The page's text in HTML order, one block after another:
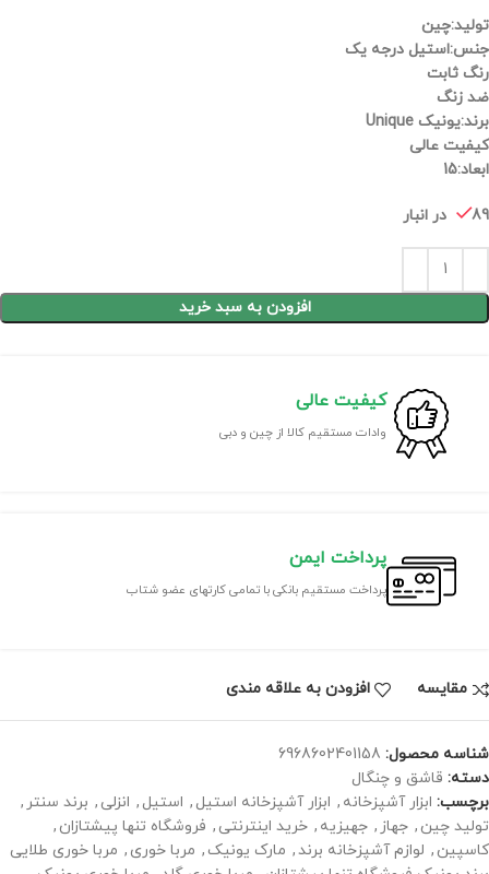
تولید:چین
جنس:استیل درجه یک
رنگ ثابت
ضد زنگ
برند:یونیک Unique
کیفیت عالی
ابعاد:15
89 در انبار
افزودن به سبد خرید
کیفیت عالی
وادات مستقیم کالا از چین و دبی
پرداخت ایمن
پرداخت مستقیم بانکی با تمامی کارتهای عضو شتاب
مقايسه افزودن به علاقه مندی
شناسه محصول: 6968602401158
دسته: قاشق و چنگال
برچسب: ابزار آشپزخانه , ابزار آشپزخانه استیل , استیل , انزلی , برند سنتر ,
تولید چین , جهاز , جهیزیه , خرید اینترنتی , فروشگاه تنها پیشتازان ,
کاسپین , لوازم آشپزخانه برند, مارک یونیک , مربا خوری , مربا خوری طلایی